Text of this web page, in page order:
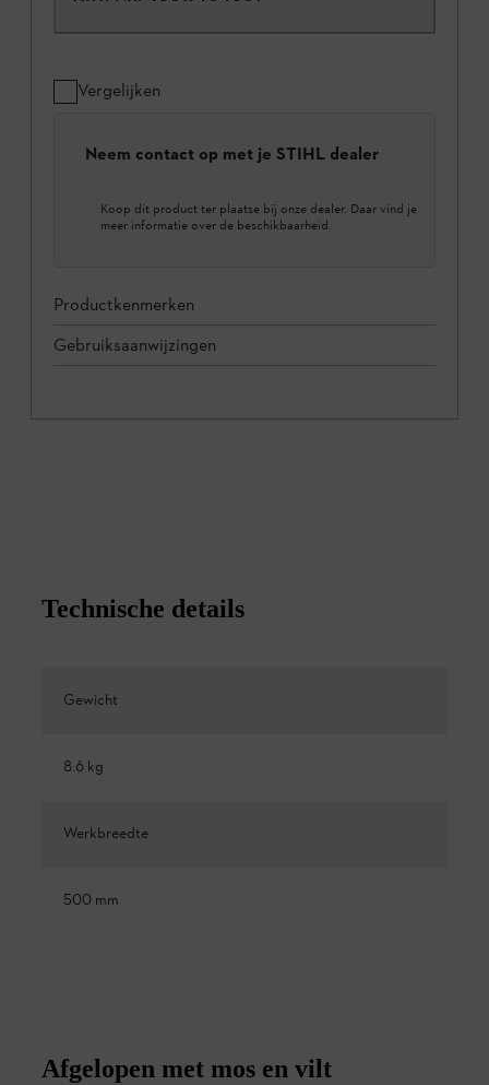
Vergelijken
Neem contact op met je STIHL dealer
Koop dit product ter plaatse bij onze dealer. Daar vind je
meer informatie over de beschikbaarheid.
Productkenmerken
Gebruiksaanwijzingen
Technische details
Gewicht
8.6 kg
Werkbreedte
500 mm
Afgelopen met mos en vilt